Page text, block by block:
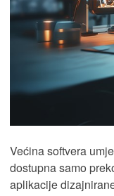
Većina softvera
dostupna samo
aplikacije